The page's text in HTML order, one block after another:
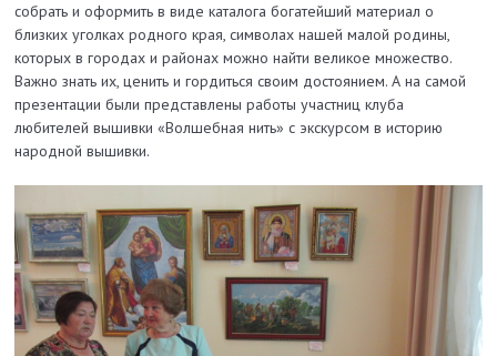
собрать и оформить в виде каталога богатейший материал о
близких уголках родного края, символах нашей малой родины,
которых в городах и районах можно найти великое множество.
Важно знать их, ценить и гордиться своим достоянием. А на самой
презентации были представлены работы участниц клуба
любителей вышивки «Волшебная нить» с экскурсом в историю
народной вышивки.